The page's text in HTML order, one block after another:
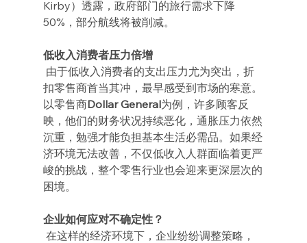
Kirby）透露，政府部门的旅行需求下降
50%，部分航线将被削减。
低收入消费者压力倍增
由于低收入消费者的支出压力尤为突出，折
扣零售商首当其冲，最早感受到市场的寒意。
以零售商Dollar General为例，许多顾客反
映，他们的财务状况持续恶化，通胀压力依然
沉重，勉强才能负担基本生活必需品。如果经
济环境无法改善，不仅低收入人群面临着更严
峻的挑战，整个零售行业也会迎来更深层次的
困境。
企业如何应对不确定性？
在这样的经济环境下，企业纷纷调整策略，